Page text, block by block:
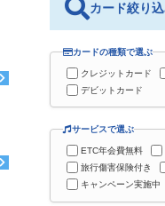
カード絞り
カードの種類で選ぶ
クレジットカード
デビットカード
サービスで選ぶ
ETC年会費無料
旅行傷害保険付き
キャンペーン実施中